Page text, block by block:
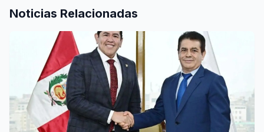
Noticias Relacionadas